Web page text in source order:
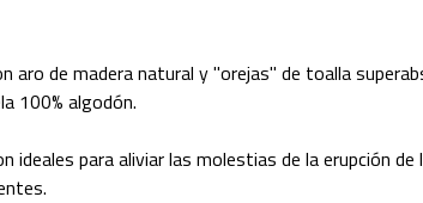
aro de madera natural y "orejas" de toalla
100% algodón.
ideales para aliviar las molestias de la erupción de